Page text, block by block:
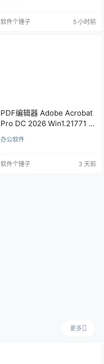
R4521
软件个锤子 5 小时前
PDF编辑器 Adobe Acrobat
Pro DC 2026 Win1.21771 /
Mac1.20623 | 软件个锤子 |
R1283
办公软件
软件个锤子 3 天前
更多